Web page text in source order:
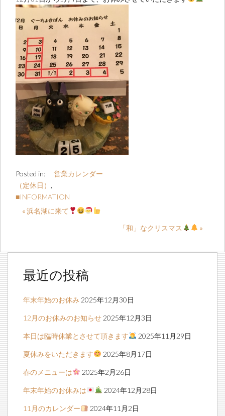
Posted in:
営業カレンダー
（定休日）
■INFORMATION
« 浜名湖に来て
「和」なクリスマス
»
最近の投稿
年末年始のお休み 2025年12月30日
12月のお休みのお知らせ 2025年12月3日
本日は臨時休業とさせて頂きます 2025年11月29日
夏休みをいただきます 2025年8月17日
春のメニューは 2025年2月26日
年末年始のお休みは 2024年12月28日
11月のカレンダー 2024年11月2日